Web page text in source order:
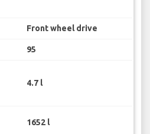
Front wheel drive
95
4.7 l
1652 l